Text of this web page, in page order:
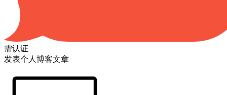
需认证
发表个人博客文章